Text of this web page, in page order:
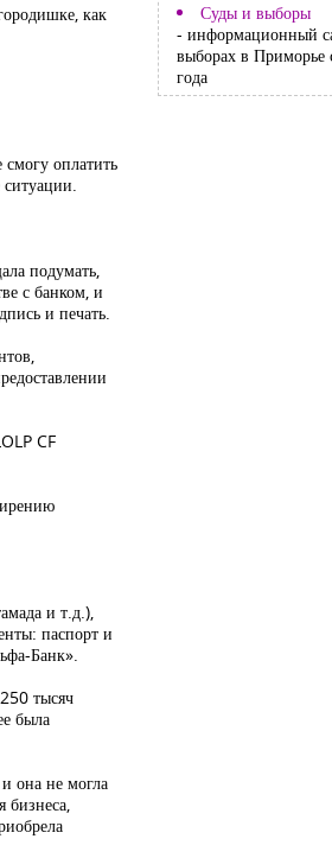
как
оплатить
подумать,
с банком, и
и печать.
CF
и т.д.),
паспорт и
Банк».
тысяч
была
она не могла
бизнеса,
Суды и выборы
- информационный
выборах в Приморье
года